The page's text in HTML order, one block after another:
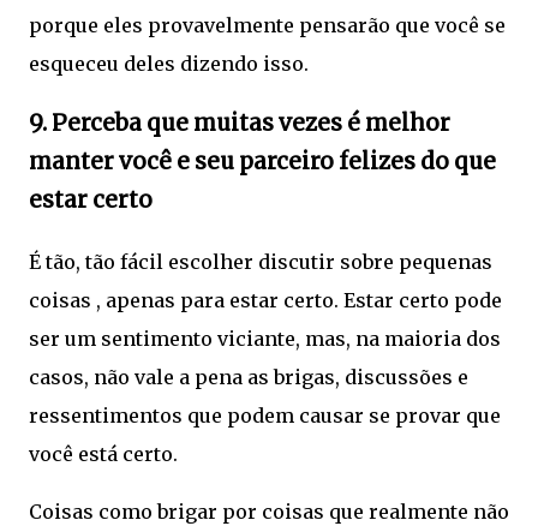
porque eles provavelmente pensarão que você se
esqueceu deles dizendo isso.
9. Perceba que muitas vezes é melhor
manter você e seu parceiro felizes do que
estar certo
É tão, tão fácil escolher discutir sobre pequenas
coisas , apenas para estar certo. Estar certo pode
ser um sentimento viciante, mas, na maioria dos
casos, não vale a pena as brigas, discussões e
ressentimentos que podem causar se provar que
você está certo.
Coisas como brigar por coisas que realmente não